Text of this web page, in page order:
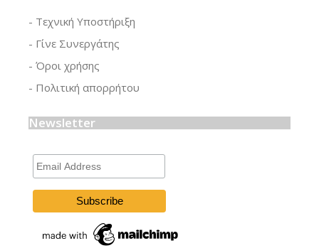
- Τεχνική Υποστήριξη
- Γίνε Συνεργάτης
- Όροι χρήσης
- Πολιτική απορρήτου
Newsletter
Email
Address